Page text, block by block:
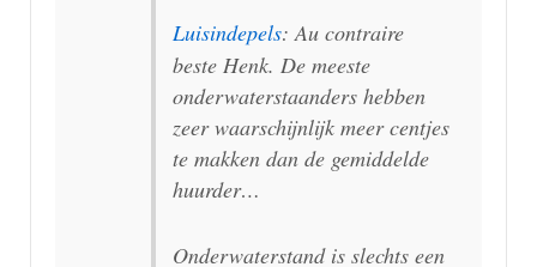
Luisindepels: Au contraire
beste Henk. De meeste
onderwaterstaanders hebben
zeer waarschijnlijk meer centjes
te makken dan de gemiddelde
huurder…
Onderwaterstand is slechts een